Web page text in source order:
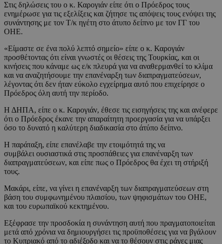
Στις δηλώσεις του ο κ. Καρογιάν είπε ότι ο Πρόεδρος τους
ενημέρωσε για τις εξελίξεις και ζήτησε τις απόψεις τους ενόψει της
συνάντησης με τον Τ/κ ηγέτη στο άτυπο δείπνο με τον ΓΓ του
ΟΗΕ.
«Είμαστε σε ένα πολύ λεπτό σημείο» είπε ο κ. Καρογιάν
προσθέτοντας ότι είναι γνωστές οι θέσεις της Τουρκίας, και οι
κινήσεις που κάναμε ως ε/κ πλευρά για να αναθερμανθεί το κλίμα
και να αναζητήσουμε την επανέναρξη των διαπραγματεύσεων,
λέγοντας ότι δεν ήταν εύκολο εγχείρημα αυτό που επιχείρησε ο
Πρόεδρος όλη αυτή την περίοδο.
Η ΔΗΠΑ, είπε ο κ. Καρογιάν, έθεσε τις εισηγήσεις της και ανέφερε
ότι ο Πρόεδρος έκανε την απαραίτητη προεργασία για να υπάρξει
όσο το δυνατό η καλύτερη διαδικασία στο άτύπο δείπνο.
Η παράταξη, είπε επανέλαβε την ετοιμότητά της να
συμβάλει ουσιαστικά στις προσπάθειες για επανέναρξη των
διαπραγματεύσεων, και είπε πως ο Πρόεδρος θα έχει τη στήριξή
τους.
Μακάρι, είπε, να γίνει η επανέναρξη των διαπραγματεύσεων στη
βάση του συμφωνημένου πλαισίου, των ψηφισμάτων του ΟΗΕ,
και του ευρωπαϊκού κεκτημένου.
Εξέφρασε την προσδοκία η συνάντηση αυτή που πραγματοποιείται
μετά από χρόνια να δημιουργήσει τις προϋποθέσεις για να βγάλουν
το Κυπριακό από το αδιέξοδο και να το θέσουν στις ράγες μιας